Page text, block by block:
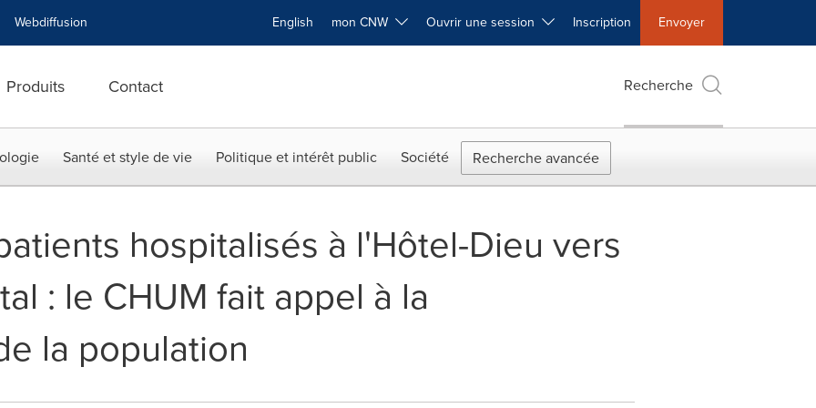
Webdiffusion English mon CNW Ouvrir une session Inscription Envoyer
Produits Contact Recherche
Santé et style de vie Politique et intérêt public Société Recherche avancée
hospitalisés à l'Hôtel-Dieu vers
: le CHUM fait appel à la
la population